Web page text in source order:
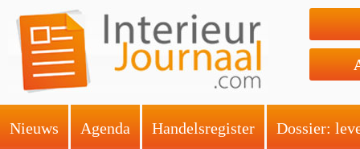
Nieuws Agenda Handelsregister Dossier: